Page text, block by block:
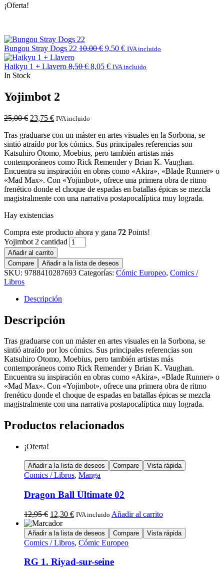
¡Oferta!
Bungou Stray Dogs 22 10,00€ 9,50 € IVA incluido
Haikyu 1 + Llavero 8,50€ 8,05 € IVA incluido
In Stock
Yojimbot 2
25,00€ 23,75 € IVA incluido
Tras graduarse con un máster en artes visuales en la Sorbona, se
sintió atraído por los cómics. Sus principales referencias son
Katsuhiro Otomo, Moebius, pero también artistas más
contemporáneos como Rick Remender y Brian K. Vaughan.
Encuentra su inspiración en obras como «Akira», «Blade Runner» o
«Mad Max». Con «Yojimbot», ofrece una primera obra de ritmo
frenético donde el choque de espadas en batallas épicas se mezcla
magistralmente con una narrativa postapocalíptica muy lograda.
Hay existencias
Compra este producto ahora y gana 72 Points!
Yojimbot 2 cantidad
Añadir al carrito
Compare
Añadir a la lista de deseos
SKU: 9788410287693 Categorías: Cómic Europeo, Comics /
Libros
Descripción
Descripción
Tras graduarse con un máster en artes visuales en la Sorbona, se
sintió atraído por los cómics. Sus principales referencias son
Katsuhiro Otomo, Moebius, pero también artistas más
contemporáneos como Rick Remender y Brian K. Vaughan.
Encuentra su inspiración en obras como «Akira», «Blade Runner» o
«Mad Max». Con «Yojimbot», ofrece una primera obra de ritmo
frenético donde el choque de espadas en batallas épicas se mezcla
magistralmente con una narrativa postapocalíptica muy lograda.
Productos relacionados
¡Oferta!
Añadir a la lista de deseos Compare Vista rápida
Comics / Libros, Manga
Dragon Ball Ultimate 02
12,95€ 12,30 € IVA incluido Añadir al carrito
Añadir a la lista de deseos Compare Vista rápida
Comics / Libros, Cómic Europeo
RG 1. Riyad-sur-seine